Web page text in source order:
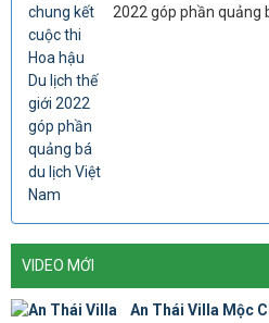
2022 góp phần quảng
VIDEO MỚI
An Thái Villa Mộc